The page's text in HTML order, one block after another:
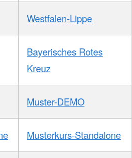
Westfalen-Lippe
Bayerisches Rotes
Kreuz
Muster-DEMO
Musterkurs-Standalone